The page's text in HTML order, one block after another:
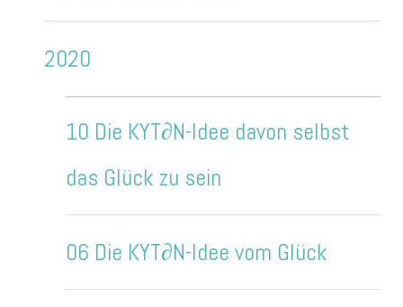
2020
10 Die KYT∂N-Idee davon selbst
das Glück zu sein
06 Die KYT∂N-Idee vom Glück